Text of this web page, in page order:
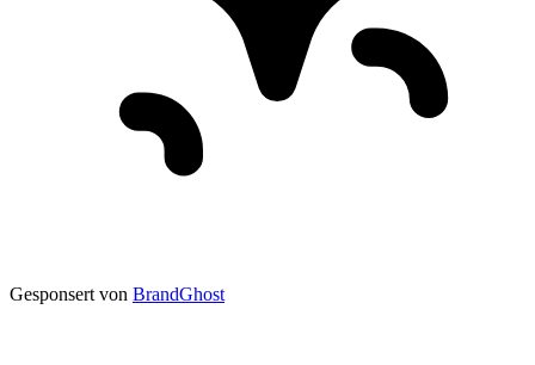
Gesponsert von BrandGhost